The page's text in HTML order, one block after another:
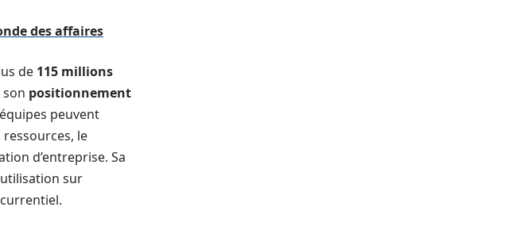
des affaires
de 115 millions
positionnement
peuvent
le
d’entreprise. Sa
sur